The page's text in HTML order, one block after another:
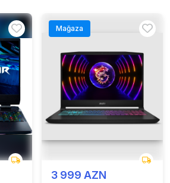
Mağaza
3 999 AZN